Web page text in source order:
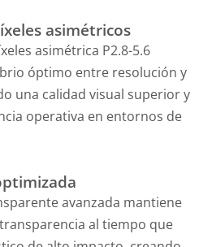
asimétricos
asimétrica P2.8-5.6
óptimo entre resolución y
una calidad visual superior y
operativa en entornos de
avanzada mantiene
al tiempo que